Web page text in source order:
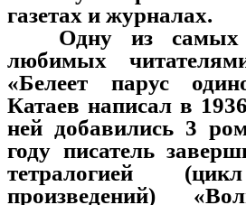
газетах и журналах.
Одну из самых
любимых
«Белеет парус
Катаев написал в
ней добавились 3
году писатель
тетралогией
произведений)